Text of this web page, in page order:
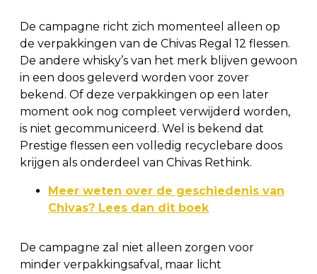
De campagne richt zich momenteel alleen op
de verpakkingen van de Chivas Regal 12 flessen.
De andere whisky’s van het merk blijven gewoon
in een doos geleverd worden voor zover
bekend. Of deze verpakkingen op een later
moment ook nog compleet verwijderd worden,
is niet gecommuniceerd. Wel is bekend dat
Prestige flessen een volledig recyclebare doos
krijgen als onderdeel van Chivas Rethink.
Meer weten over de geschiedenis van
Chivas? Lees dan dit boek
De campagne zal niet alleen zorgen voor
minder verpakkingsafval, maar licht